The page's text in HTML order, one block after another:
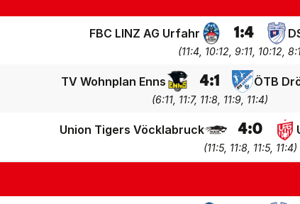
FBC LINZ AG Urfahr 1 :4
(11:4, 10:12, 9:11, 10:12,
TV Wohnplan Enns 4:1 ÖTB
(6:11, 11:7, 11:8, 11:9, 11:4)
Union Tigers Vöcklabruck 4:0
(11:5, 11:8, 11:5, 11:4)